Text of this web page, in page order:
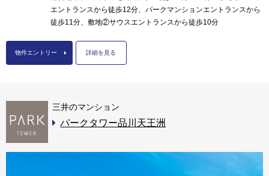
エントランスから徒歩12分、パークマンションエントランスから
徒歩11分、敷地②サウスエントランスから徒歩10分
物件エントリー 詳細を見る
三井のマンション
パークタワー品川天王洲